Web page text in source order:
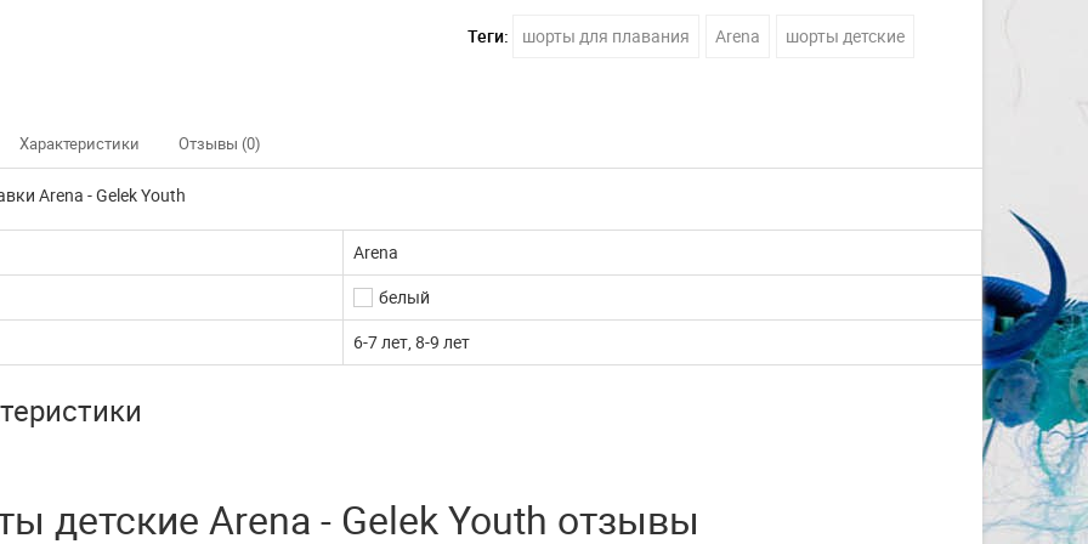
не доступны
Наш интернет магазин
Изготовление на заказ
шапочек для плавания
Теги: шорты для плавания Arena шорты детские
Характеристики Отзывы (0)
Arena - Gelek Youth
Arena
белый
6-7 лет, 8-9 лет
детские Arena - Gelek Youth отзывы